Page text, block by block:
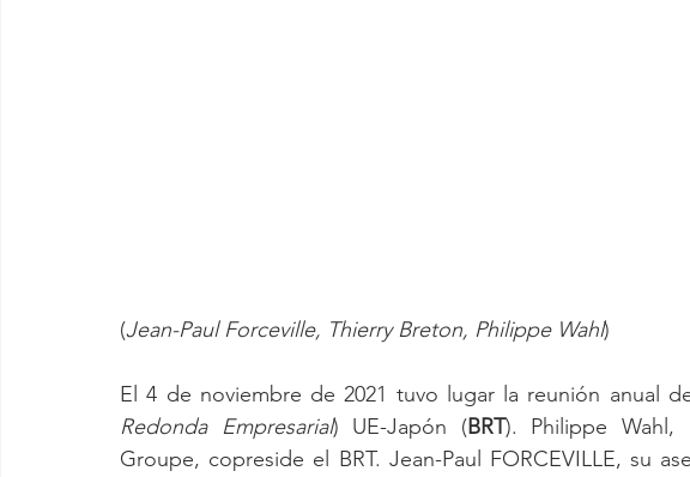
(Jean-Paul Forceville, Thierry Breton, Philippe Wahl)
El 4 de noviembre de 2021 tuvo lugar la reunión anual
Redonda Empresarial) UE-Japón (BRT). Philippe Wahl,
Groupe, copreside el BRT. Jean-Paul FORCEVILLE, su